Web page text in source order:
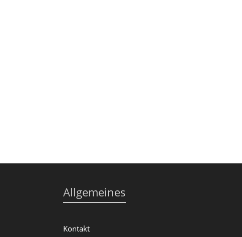
Allgemeines
Kontakt